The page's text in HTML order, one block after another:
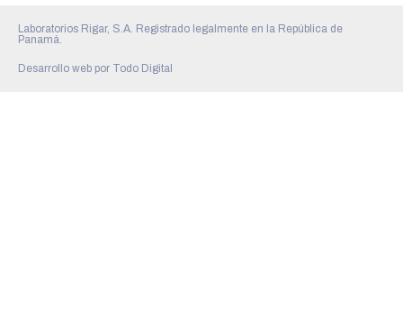
Laboratorios Rigar, S.A. Registrado legalmente en la República de
Panamá.
Desarrollo web por Todo Digital